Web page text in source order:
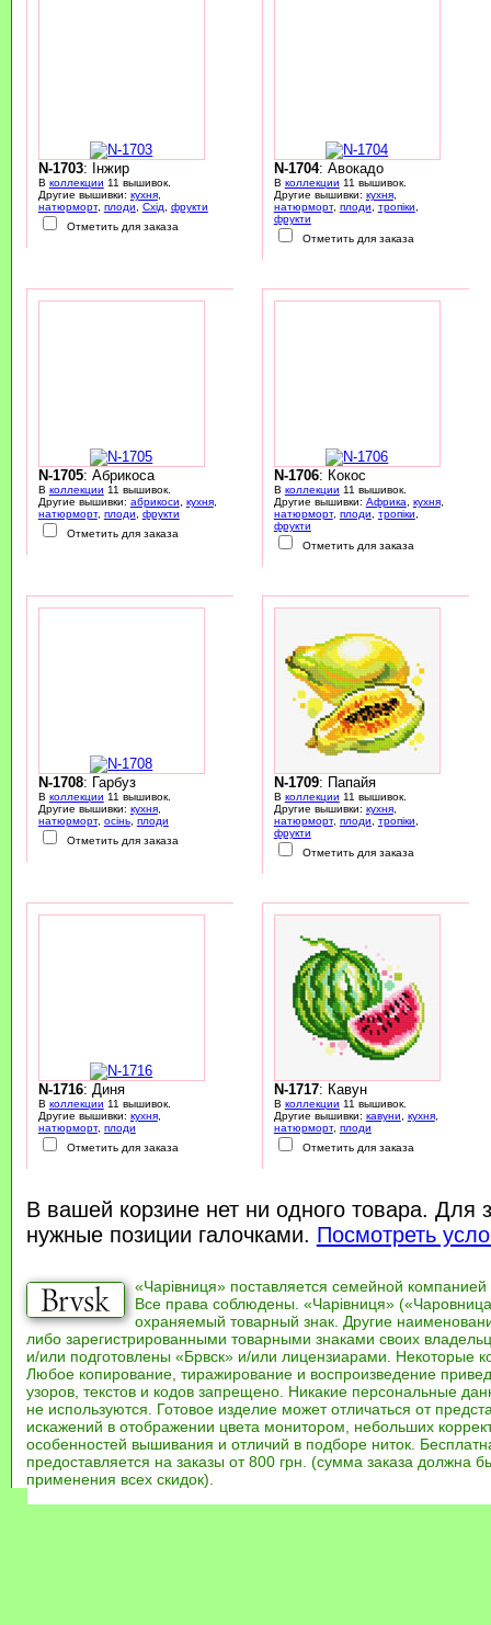
N-1703: Інжир
В коллекции 11 вышивок.
Другие вышивки: кухня,
натюрморт, плоди Схід
фрукти
Отметить для заказа
N-1704: Авокадо
В коллекции 11 вышивок.
Другие вышивки: кухня,
натюрморт, плоди тропіки
фрукти
Отметить для заказа
N-1705: Абрикоса
В коллекции 11 вышивок.
Другие вышивки: абрикоси кухня,
натюрморт, плоди
фрукти
Отметить для заказа
N-1706: Кокос
В коллекции 11 вышивок.
Другие вышивки: Африка кухня,
натюрморт, плоди тропіки
фрукти
Отметить для заказа
N-1708: Гарбуз
В коллекции 11 вышивок.
Другие вышивки: кухня,
натюрморт, осінь, плоди
Отметить для заказа
N-1709: Папайя
В коллекции 11 вышивок.
Другие вышивки: кухня,
натюрморт, плоди тропіки
фрукти
Отметить для заказа
N-1716: Диня
В коллекции 11 вышивок.
Другие вышивки: кухня,
натюрморт, плоди
Отметить для заказа
N-1717: Кавун
В коллекции 11 вышивок.
Другие вышивки: кавуни кухня,
натюрморт, плоди
Отметить для заказа
В вашей корзине нет ни одного товара. Для
нужные позиции галочками. Посмотреть
«Чарівниця» поставляется семейной компанией
Все права соблюдены. «Чарівниця»
охраняемый товарный знак. Другие
либо зарегистрированными товарными знаками своих
и/или подготовлены «Брвск» и/или лицензиарами. Некоторые
Любое копирование, тиражирование и воспроизведение
узоров, текстов и кодов запрещено. Никакие персональные
не используются. Готовое изделие может отличаться от
искажений в отображении цвета монитором, небольших
особенностей вышивания и отличий в подборе ниток.
предоставляется на заказы от 800 грн. (сумма заказа должна
применения всех скидок).